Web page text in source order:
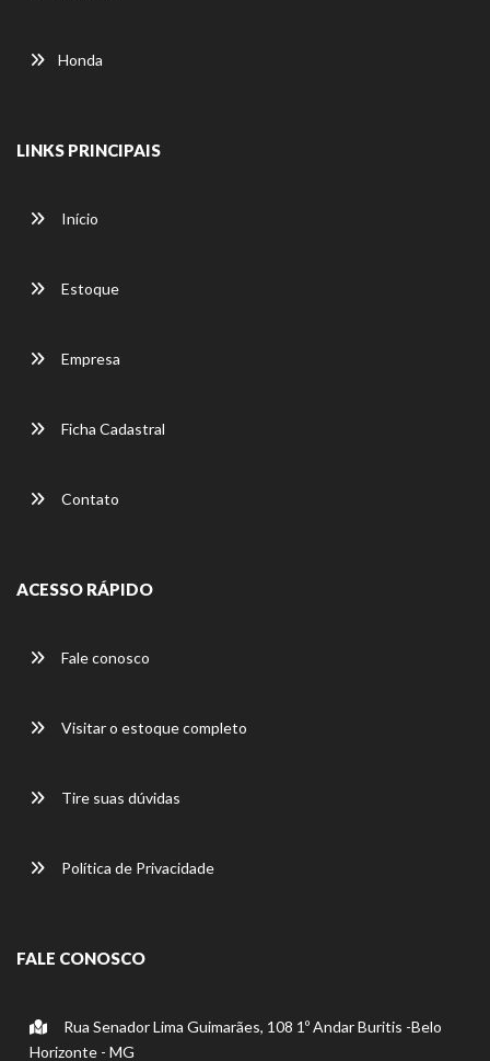
Honda
LINKS PRINCIPAIS
Início
Estoque
Empresa
Ficha Cadastral
Contato
ACESSO RÁPIDO
Fale conosco
Visitar o estoque completo
Tire suas dúvidas
Política de Privacidade
FALE CONOSCO
Rua Senador Lima Guimarães, 108 1º Andar Buritis -Belo
Horizonte - MG